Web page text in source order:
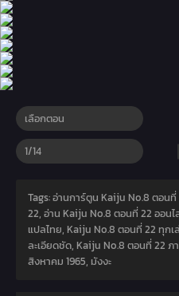
Tags: อ่านการ์ตูน Kaiju No.8 ตอน
22, อ่าน Kaiju No.8 ตอนที่ 22 ออน
แปลไทย, Kaiju No.8 ตอนที่ 22 ทุก
ละเอียดชัด, Kaiju No.8 ตอนที่ 22 ภ
สิงหาคม 1965, มังงะ